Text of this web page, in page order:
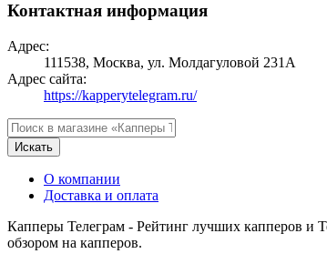
Контактная информация
Адрес:
111538, Москва, ул. Молдагуловой 231А
Адрес сайта:
https://kapperytelegram.ru/
Искать
О компании
Доставка и оплата
Капперы Телеграм - Рейтинг лучших капперов и
обзором на капперов.